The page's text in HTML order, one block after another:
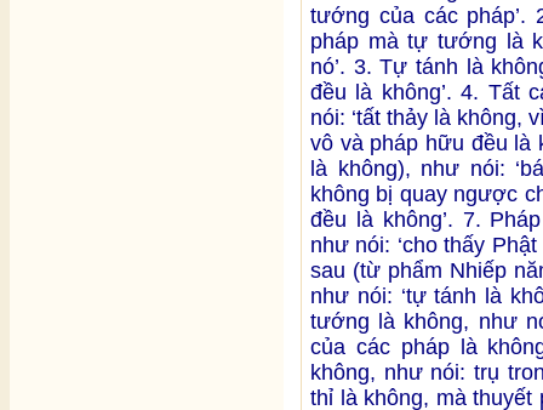
tướng của các pháp’.
pháp mà tự tướng là
nó’. 3. Tự tánh là
đều là không’. 4. Tất
nói: ‘tất thảy là không,
vô và pháp hữu đều là
là không), như nói:
không bị quay ngược
đều là không’. 7.
như nói: ‘cho thấy
sau (từ phẩm Nhiếp
như nói: ‘tự tánh là
tướng là không, như
của các pháp là
không, như nói: trụ
thỉ là không, mà thuyết